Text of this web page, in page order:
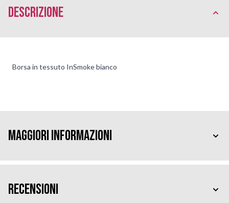
Descrizione
Borsa in tessuto InSmoke bianco
Maggiori Informazioni
Recensioni